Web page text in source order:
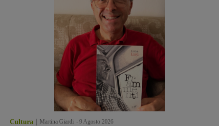
Cultura Martina Giardi 9 Agosto 2026